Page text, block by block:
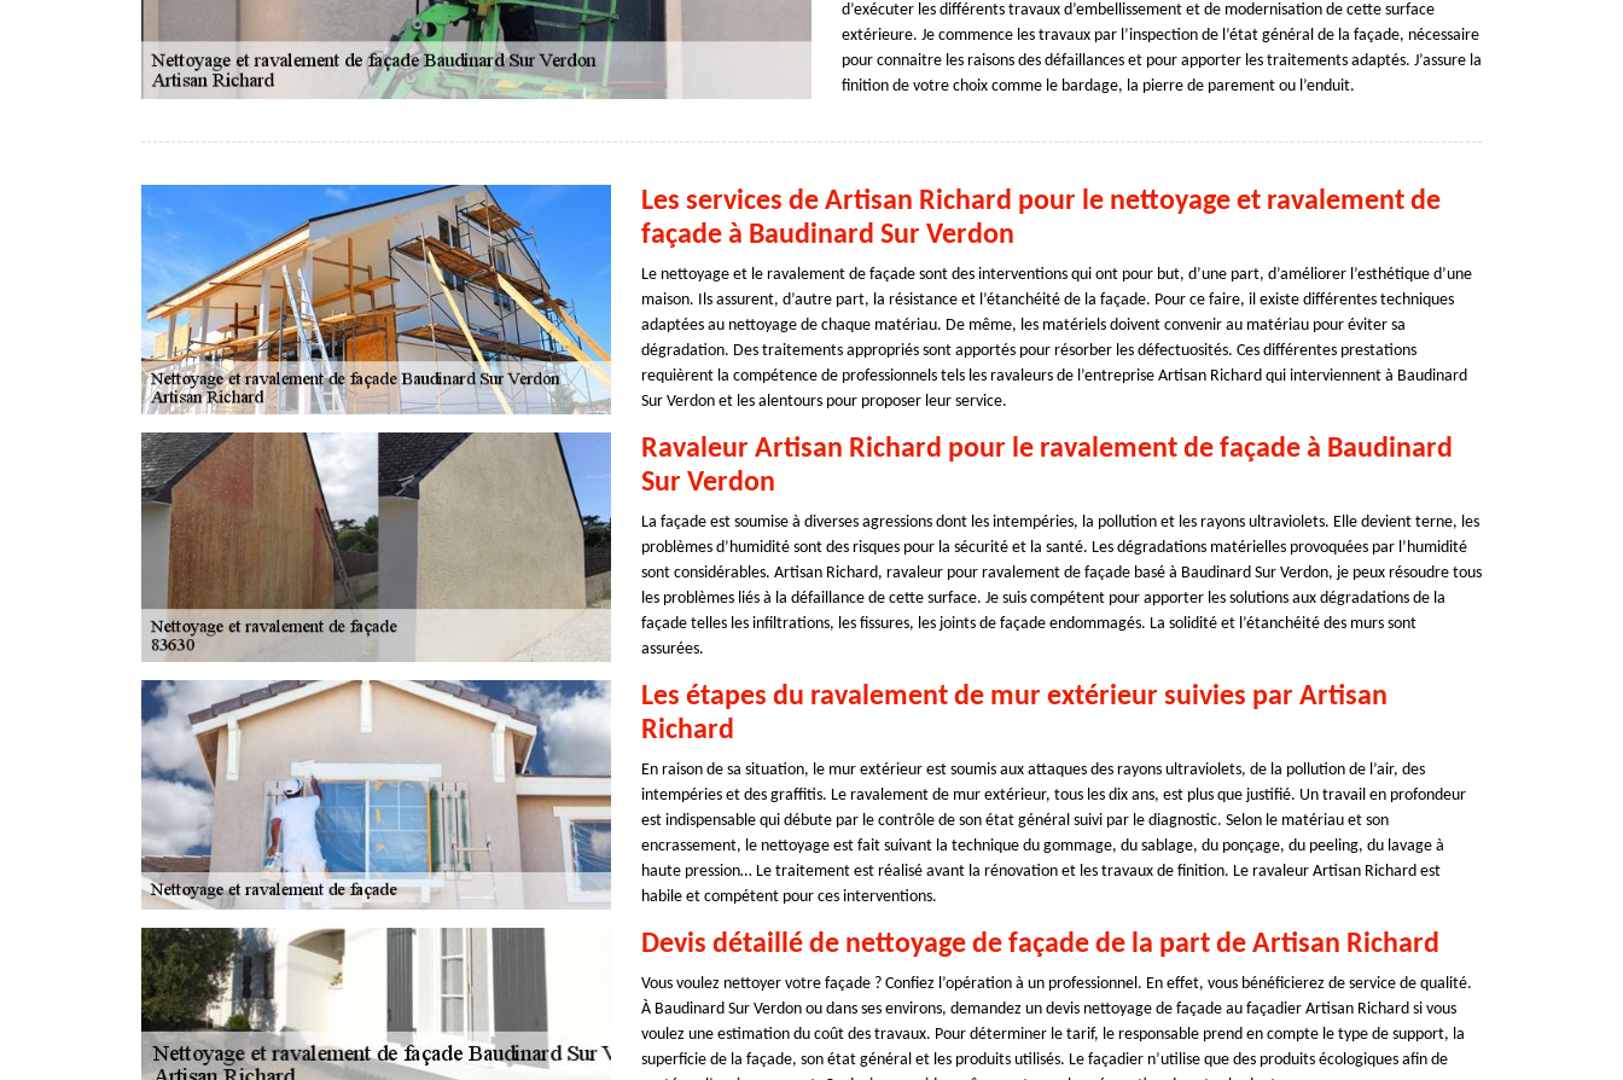
d’exécuter les différents travaux d’embellissement et de modernisation de cette surface
extérieure. Je commence les travaux par l’inspection de l’état général de la façade, nécessaire
pour connaitre les raisons des défaillances et pour apporter les traitements adaptés. J’assure la
finition de votre choix comme le bardage, la pierre de parement ou l’enduit.
Les services de Artisan Richard pour le nettoyage et ravalement de
façade à Baudinard Sur Verdon
Le nettoyage et le ravalement de façade sont des interventions qui ont pour but, d’une part, d’améliorer l’esthétique d’une
maison. Ils assurent, d’autre part, la résistance et l’étanchéité de la façade. Pour ce faire, il existe différentes techniques
adaptées au nettoyage de chaque matériau. De même, les matériels doivent convenir au matériau pour éviter sa
dégradation. Des traitements appropriés sont apportés pour résorber les défectuosités. Ces différentes prestations
requièrent la compétence de professionnels tels les ravaleurs de l’entreprise Artisan Richard qui interviennent à Baudinard
Sur Verdon et les alentours pour proposer leur service.
Ravaleur Artisan Richard pour le ravalement de façade à Baudinard
Sur Verdon
La façade est soumise à diverses agressions dont les intempéries, la pollution et les rayons ultraviolets. Elle devient terne, les
problèmes d’humidité sont des risques pour la sécurité et la santé. Les dégradations matérielles provoquées par l’humidité
sont considérables. Artisan Richard, ravaleur pour ravalement de façade basé à Baudinard Sur Verdon, je peux résoudre tous
les problèmes liés à la défaillance de cette surface. Je suis compétent pour apporter les solutions aux dégradations de la
façade telles les infiltrations, les fissures, les joints de façade endommagés. La solidité et l’étanchéité des murs sont
assurées.
Les étapes du ravalement de mur extérieur suivies par Artisan
Richard
En raison de sa situation, le mur extérieur est soumis aux attaques des rayons ultraviolets, de la pollution de l’air, des
intempéries et des graffitis. Le ravalement de mur extérieur, tous les dix ans, est plus que justifié. Un travail en profondeur
est indispensable qui débute par le contrôle de son état général suivi par le diagnostic. Selon le matériau et son
encrassement, le nettoyage est fait suivant la technique du gommage, du sablage, du ponçage, du peeling, du lavage à
haute pression… Le traitement est réalisé avant la rénovation et les travaux de finition. Le ravaleur Artisan Richard est
habile et compétent pour ces interventions.
Devis détaillé de nettoyage de façade de la part de Artisan Richard
Vous voulez nettoyer votre façade ? Confiez l’opération à un professionnel. En effet, vous bénéficierez de service de qualité.
À Baudinard Sur Verdon ou dans ses environs, demandez un devis nettoyage de façade au façadier Artisan Richard si vous
voulez une estimation du coût des travaux. Pour déterminer le tarif, le responsable prend en compte le type de support, la
superficie de la façade, son état général et les produits utilisés. Le façadier n’utilise que des produits écologiques afin de